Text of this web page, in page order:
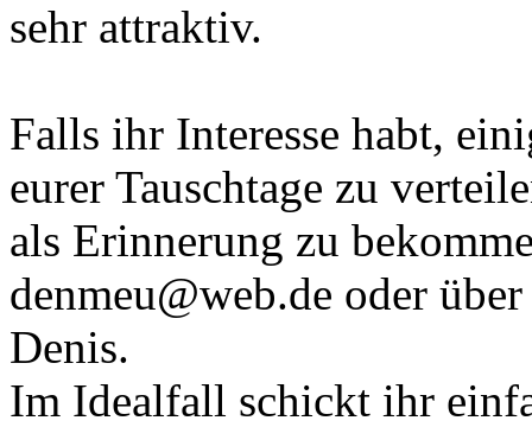
sehr attraktiv.
Falls ihr Interesse habt,
eurer Tauschtage zu
als Erinnerung zu
denmeu@web.de oder
Denis.
Im Idealfall schickt ihr